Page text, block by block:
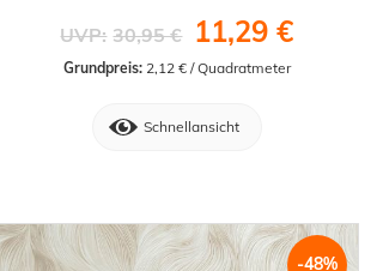
UVP: 30,95 € 11,29 €
Grundpreis: 2,12 € / Quadratmeter
Schnellansicht
-48%